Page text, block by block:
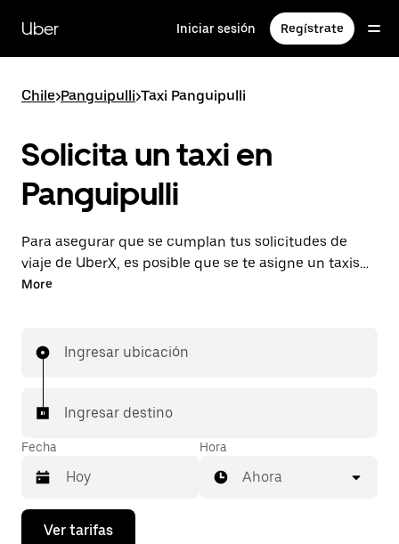
contenido
principal
Uber Iniciar sesión Regístrate
Chile>Panguipulli>Taxi Panguipulli
Solicita un taxi en
Panguipulli
Para asegurar que se cumplan tus solicitudes de
viaje de UberX, es posible que se te asigne un taxista
en Panguipulli. De igual manera, disfrutarás de la
viajas a tu destino en taxi.
More
Ingresar ubicación
Ingresar destino
Fecha
Presiona
Hora
Ahora
Ver tarifas